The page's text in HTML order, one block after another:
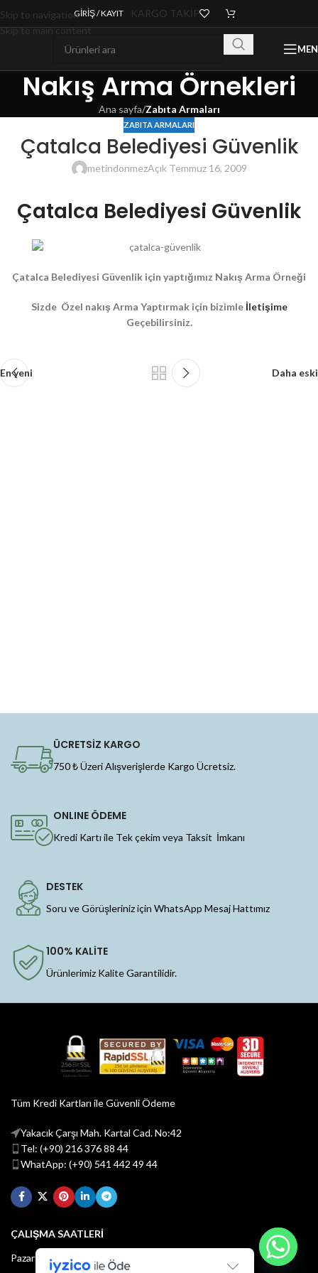
Skip to navigation
Skip to main content
GIRIŞ / KAYIT KARGO TAKİP
Nakış Arma Örnekleri
Ana sayfa/Zabıta Armaları
ZABITA ARMALARI
Çatalca Belediyesi Güvenlik
metindonmezAçık Temmuz 16, 2009
Çatalca Belediyesi Güvenlik
Çatalca Belediyesi Güvenlik için yaptığımız Nakış Arma Örneği
Sizde Özel nakış Arma Yaptırmak için bizimle İletişime
Geçebilirsiniz.
En yeni Daha eski
ÜCRETSİZ KARGO
750 ₺ Üzeri Alışverişlerde Kargo Ücretsiz.
ONLINE ÖDEME
Kredi Kartı ile Tek çekim veya Taksit İmkanı
DESTEK
Soru ve Görüşleriniz için WhatsApp Mesaj Hattımız
100% KALİTE
Ürünlerimiz Kalite Garantilidir.
Tüm Kredi Kartları ile Güvenli Ödeme
Yakacık Çarşı Mah. Kartal Cad. No:42
Tel: (+90) 216 376 88 44
WhatApp: (+90) 541 442 49 44
ÇALIŞMA SAATLERİ
Pazartesi - Cuma : 08:30 - 18:30